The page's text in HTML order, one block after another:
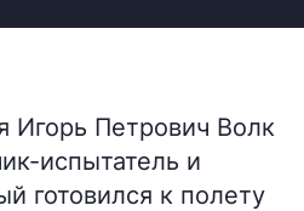
Игорь Петрович Волк
испытатель и
готовился к полету